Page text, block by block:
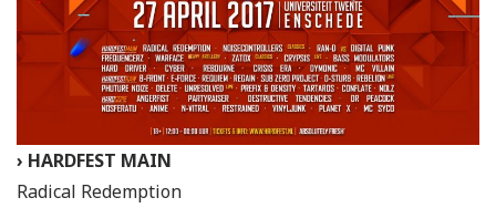
› HARDFEST MAIN
Radical Redemption